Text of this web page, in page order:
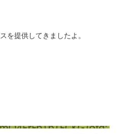
を提供してきましたよ。